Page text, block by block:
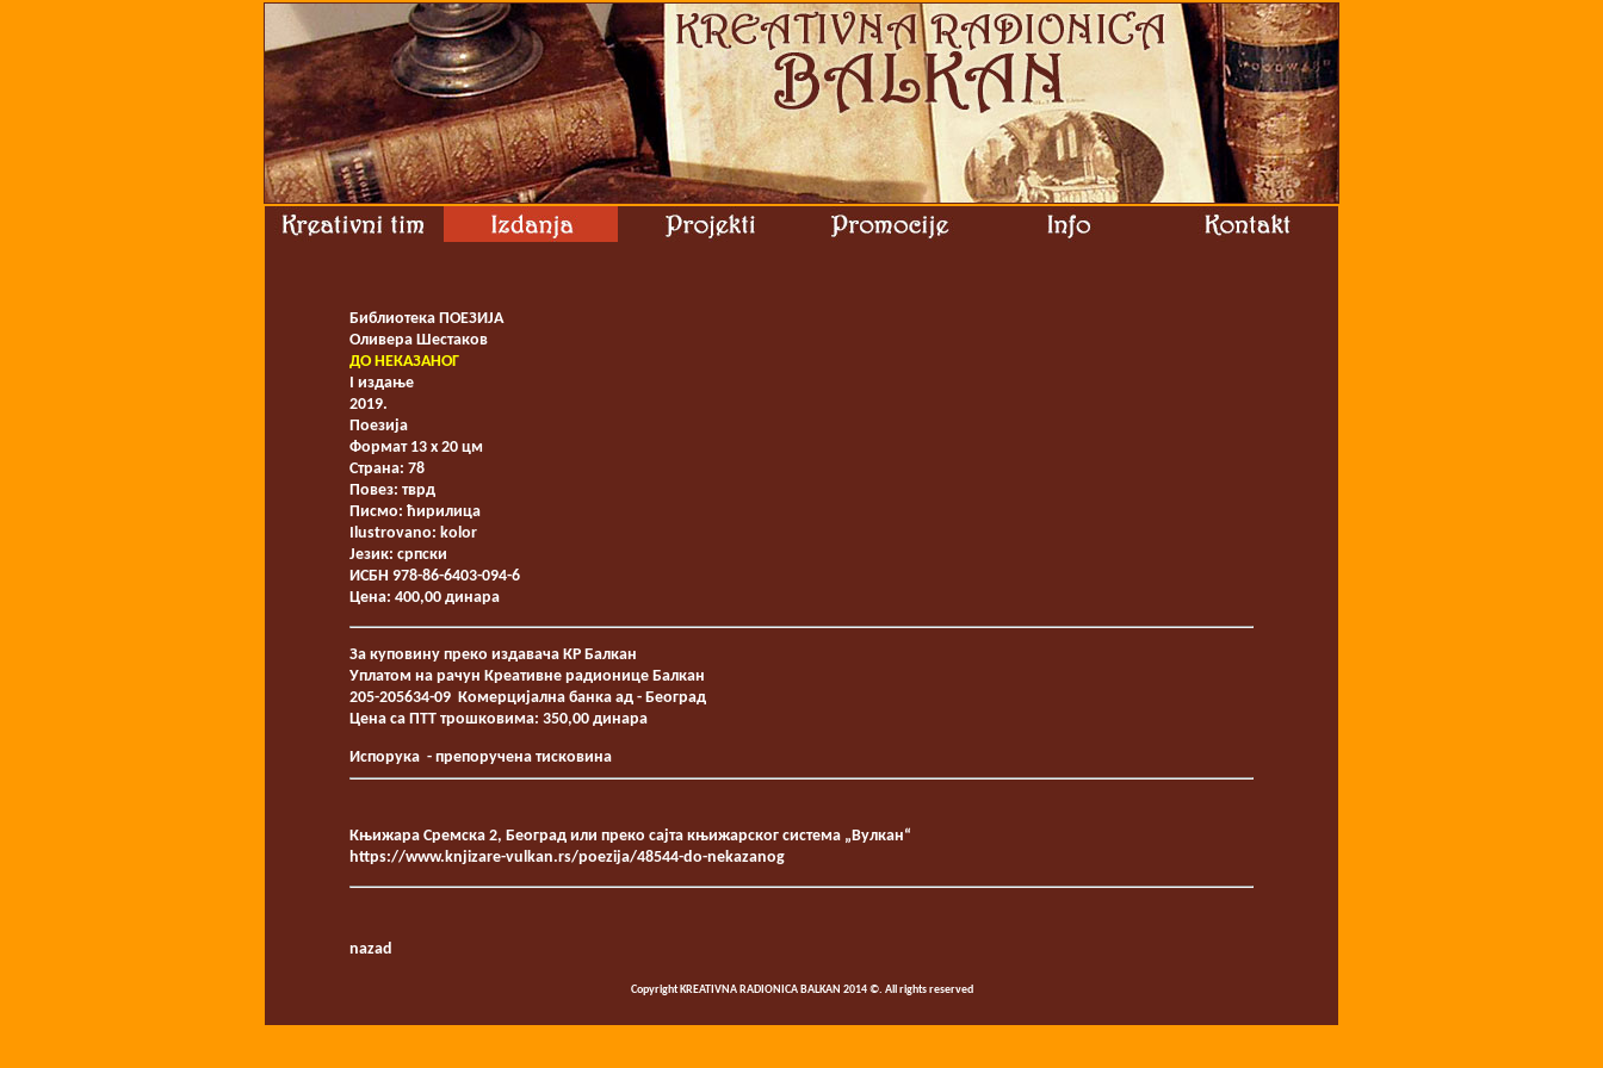
Библиотека ПОЕЗИЈА
Оливера Шестаков
ДО НЕКАЗАНОГ
I издање
2019.
Поезија
Формат 13 x 20 цм
Страна: 78
Повез: тврд
Писмо: ћирилица
Ilustrovano: kolor
Језик: српски
ИСБН 978-86-6403-094-6
Цена: 400,00 динара
За куповину преко издавача КР Балкан
Уплатом на рачун Креативне радионице Балкан
205-205634-09 Комерцијална банка ад - Београд
Цена са ПТТ трошковима: 350,00 динара
Испорука - препоручена тисковина
Књижара Сремска 2, Београд или преко сајта књижарског система „Вулкан“
https://www.knjizare-vulkan.rs/poezija/48544-do-nekazanog
nazad
Copyright KREATIVNA RADIONICA BALKAN 2014 ©. All rights reserved